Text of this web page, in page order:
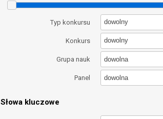
Typ konkursu dowolny
Konkurs dowolny
Grupa nauk dowolna
Panel dowolna
Słowa kluczowe